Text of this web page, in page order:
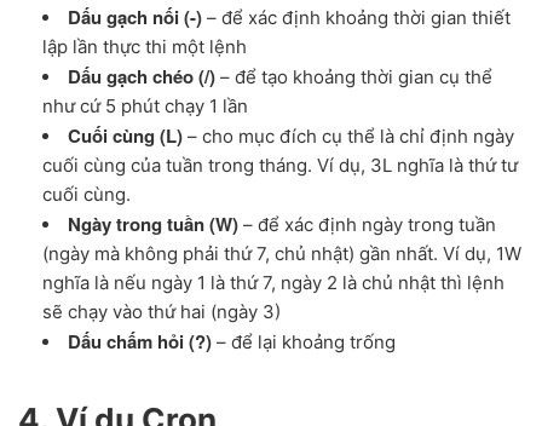
Dấu gạch nối (-) – để xác định khoảng thời gian thiết
lập lần thực thi một lệnh
Dấu gạch chéo (/) – để tạo khoảng thời gian cụ thể
như cứ 5 phút chạy 1 lần
Cuối cùng (L) – cho mục đích cụ thể là chỉ định ngày
cuối cùng của tuần trong tháng. Ví dụ, 3L nghĩa là thứ tư
cuối cùng.
Ngày trong tuần (W) – để xác định ngày trong tuần
(ngày mà không phải thứ 7, chủ nhật) gần nhất. Ví dụ, 1W
nghĩa là nếu ngày 1 là thứ 7, ngày 2 là chủ nhật thì lệnh
sẽ chạy vào thứ hai (ngày 3)
Dấu chấm hỏi (?) – để lại khoảng trống